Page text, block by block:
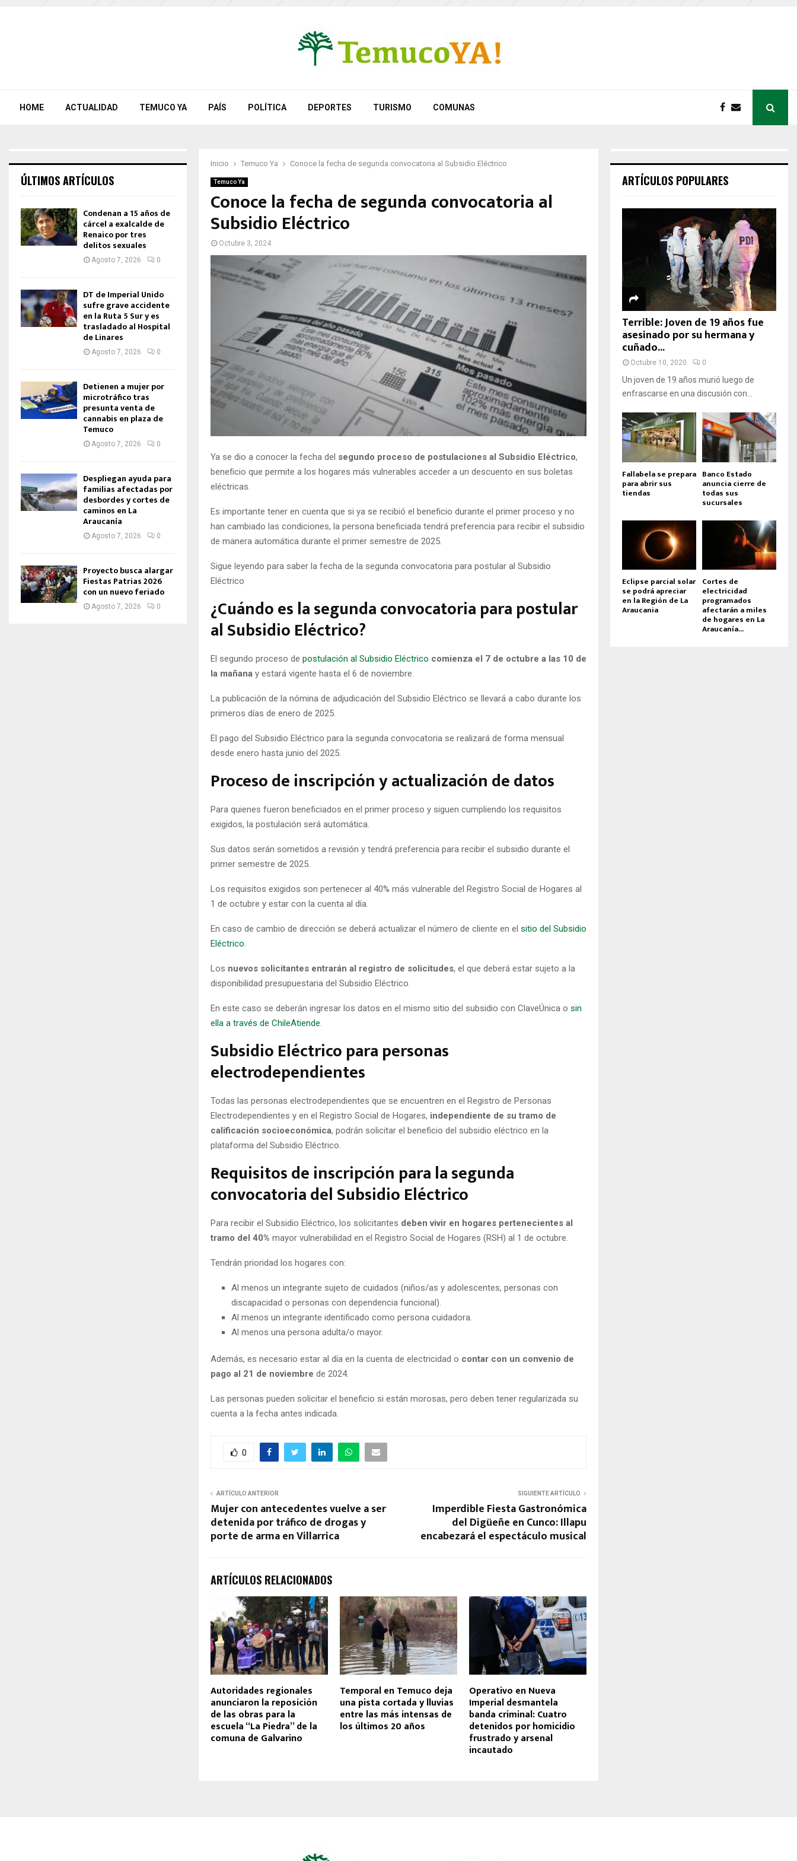
HOME ACTUALIDAD TEMUCO YA PAÍS POLÍTICA DEPORTES TURISMO COMUNAS
Inicio Temuco Ya Conoce la fecha de segunda convocatoria al Subsidio Eléctrico
Temuco Ya
Conoce la fecha de segunda convocatoria al
Subsidio Eléctrico
Octubre 3, 2024
Ya se dio a conocer la fecha del segundo proceso de postulaciones al Subsidio Eléctrico,
beneficio que permite a los hogares más vulnerables acceder a un descuento en sus boletas
eléctricas.
Es importante tener en cuenta que si ya se recibió el beneficio durante el primer proceso y no
han cambiado las condiciones, la persona beneficiada tendrá preferencia para recibir el subsidio
de manera automática durante el primer semestre de 2025.
Sigue leyendo para saber la fecha de la segunda convocatoria para postular al Subsidio
Eléctrico
¿Cuándo es la segunda convocatoria para postular
al Subsidio Eléctrico?
El segundo proceso de postulación al Subsidio Eléctrico comienza el 7 de octubre a las 10 de
la mañana y estará vigente hasta el 6 de noviembre.
La publicación de la nómina de adjudicación del Subsidio Eléctrico se llevará a cabo durante los
primeros días de enero de 2025.
El pago del Subsidio Eléctrico para la segunda convocatoria se realizará de forma mensual
desde enero hasta junio del 2025.
Proceso de inscripción y actualización de datos
Para quienes fueron beneficiados en el primer proceso y siguen cumpliendo los requisitos
exigidos, la postulación será automática.
Sus datos serán sometidos a revisión y tendrá preferencia para recibir el subsidio durante el
primer semestre de 2025.
Los requisitos exigidos son pertenecer al 40% más vulnerable del Registro Social de Hogares al
1 de octubre y estar con la cuenta al día.
En caso de cambio de dirección se deberá actualizar el número de cliente en el sitio del Subsidio
Eléctrico
Los nuevos solicitantes entrarán al registro de solicitudes, el que deberá estar sujeto a la
disponibilidad presupuestaria del Subsidio Eléctrico.
En este caso se deberán ingresar los datos en el mismo sitio del subsidio con ClaveÚnica o sin
ella a través de ChileAtiende
Subsidio Eléctrico para personas
electrodependientes
Todas las personas electrodependientes que se encuentren en el Registro de Personas
Electrodependientes y en el Registro Social de Hogares, independiente de su tramo de
calificación socioeconómica, podrán solicitar el beneficio del subsidio eléctrico en la
plataforma del Subsidio Eléctrico.
Requisitos de inscripción para la segunda
convocatoria del Subsidio Eléctrico
Para recibir el Subsidio Eléctrico, los solicitantes deben vivir en hogares pertenecientes al
tramo del 40% mayor vulnerabilidad en el Registro Social de Hogares (RSH) al 1 de octubre.
Tendrán prioridad los hogares con:
Al menos un integrante sujeto de cuidados (niños/as y adolescentes, personas con
discapacidad o personas con dependencia funcional).
Al menos un integrante identificado como persona cuidadora.
Al menos una persona adulta/o mayor.
Además, es necesario estar al día en la cuenta de electricidad o contar con un convenio de
pago al 21 de noviembre de 2024.
Las personas pueden solicitar el beneficio si están morosas, pero deben tener regularizada su
cuenta a la fecha antes indicada.
0
ARTÍCULO ANTERIOR
Mujer con antecedentes vuelve a ser
detenida por tráfico de drogas y
porte de arma en Villarrica
SIGUIENTE ARTÍCULO
Imperdible Fiesta Gastronómica
del Digüeñe en Cunco: Illapu
encabezará el espectáculo musical
ARTÍCULOS RELACIONADOS
Autoridades regionales
anunciaron la reposición
de las obras para la
escuela “La Piedra” de la
comuna de Galvarino
Temporal en Temuco deja
una pista cortada y lluvias
entre las más intensas de
los últimos 20 años
Operativo en Nueva
Imperial desmantela
banda criminal: Cuatro
detenidos por homicidio
frustrado y arsenal
incautado
ÚLTIMOS ARTÍCULOS
Condenan a 15 años de
cárcel a exalcalde de
Renaico por tres
delitos sexuales
Agosto 7, 2026 0
DT de Imperial Unido
sufre grave accidente
en la Ruta 5 Sur y es
trasladado al Hospital
de Linares
Agosto 7, 2026 0
Detienen a mujer por
microtráfico tras
presunta venta de
cannabis en plaza de
Temuco
Agosto 7, 2026 0
Despliegan ayuda para
familias afectadas por
desbordes y cortes de
caminos en La
Araucanía
Agosto 7, 2026 0
Proyecto busca alargar
Fiestas Patrias 2026
con un nuevo feriado
Agosto 7, 2026 0
ARTÍCULOS POPULARES
Terrible: Joven de 19 años fue
asesinado por su hermana y
cuñado...
Octubre 10, 2020 0
Un joven de 19 años murió luego de
enfrascarse en una discusión con...
Fallabela se prepara
para abrir sus
tiendas
Banco Estado
anuncia cierre de
todas sus
sucursales
Eclipse parcial solar
se podrá apreciar
en la Región de La
Araucania
Cortes de
electricidad
programados
afectarán a miles
de hogares en La
Araucanía...